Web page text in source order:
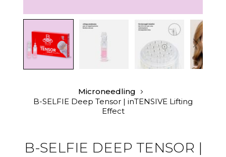
galleria
Microneedling
B-SELFIE Deep Tensor | inTENSIVE Lifting
Effect
B-SELFIE DEEP TENSOR |